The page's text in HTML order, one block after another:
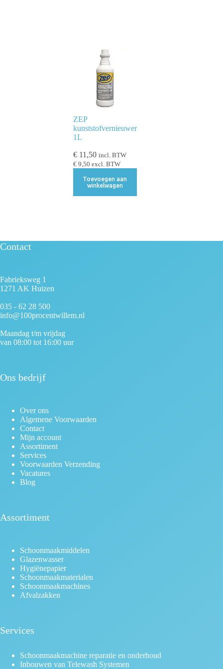
ZEP
kunststofvernieuwer
1L
€11,50 incl. BTW
€9,50 excl. BTW
Toevoegen aan
winkelwagen
Contact
Fabrieksweg 1
1271 AK Huizen
035 - 62 28 500
info@100procentwillem.nl
Maandag t/m vrijdag
van 08:00 tot 16:00 uur
Ons bedrijf
Over ons
Algemene Voorwaarden
Contact
Mijn account
Assortiment
Services
Voorwaarden Verzending
Vacatures
Blog
Assortiment
Schoonmaakmiddelen
Glazenwasser
Hygiënepapier
Schoonmaakmaterialen
Schoonmaakmachines
Afvalzakken
Services
Schoonmaakmachine reparatie en onderhoud
Inbouwen van Telewash Systemen